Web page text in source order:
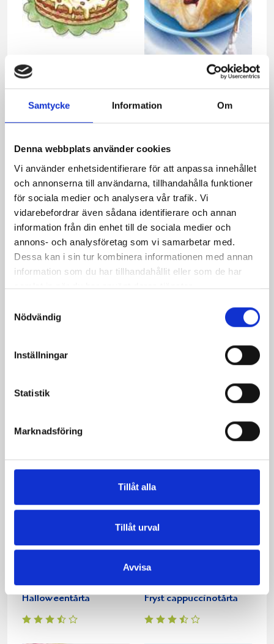
Samtycke Information Om
Denna webbplats använder cookies
Vi använder enhetsidentifierare för att anpassa innehållet
och annonserna till användarna, tillhandahålla funktioner
för sociala medier och analysera vår trafik. Vi
vidarebefordrar även sådana identifierare och annan
information från din enhet till de sociala medier och
annons- och analysföretag som vi samarbetar med.
Dessa kan i sin tur kombinera informationen med annan
information som du har tillhandahållit eller som de har
samlat in när du har använt deras tjänster.
Nödvändig
Inställningar
Statistik
Marknadsföring
Tillåt alla
Tillåt urval
Avvisa
Påsktårta
Jordgubbsfyllda
Halloweentårta Fryst cappuccinotårta